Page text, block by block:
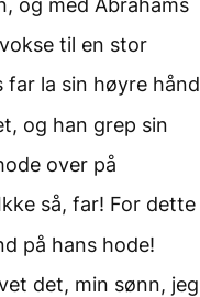
og med Abrahams
til en stor
far la sin høyre hånd
og han grep sin
over på
så, far! For dette
på hans hode!
det, min sønn, jeg